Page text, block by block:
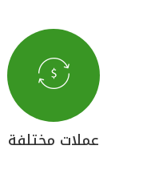
عملات مختلفة